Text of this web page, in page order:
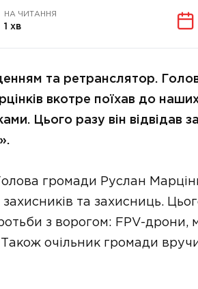
НА ЧИТАННЯ
1 хв
та ретранслятор.
вкотре поїхав до наших
Цього разу він відвідав
громади Руслан
та захисниць.
з ворогом: FPV-дрони,
очільник громади